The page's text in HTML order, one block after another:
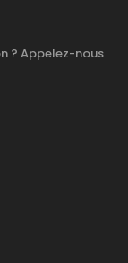
? Appelez-nous